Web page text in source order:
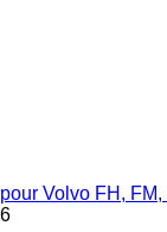
pour Volvo FH,
6